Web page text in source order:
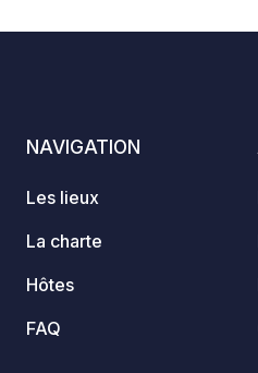
NAVIGATION
Les lieux
La charte
Hôtes
FAQ